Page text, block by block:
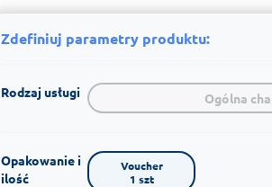
Zdefiniuj parametry produktu:
Rodzaj usługi Ogólna
Opakowanie i
ilość
Voucher
1 szt